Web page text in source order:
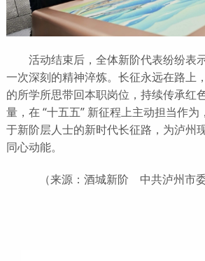
活动结束后，全体新阶代表纷纷表
一次深刻的精神淬炼。长征永远在路上
的所学所思带回本职岗位，持续传承红
量，在 “十五五” 新征程上主动担当作
于新阶层人士的新时代长征路，为泸州
同心动能。
（来源：酒城新阶 中共泸州市